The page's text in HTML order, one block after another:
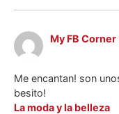
My FB Corner
Me encantan! son
besito!
La moda y la belleza